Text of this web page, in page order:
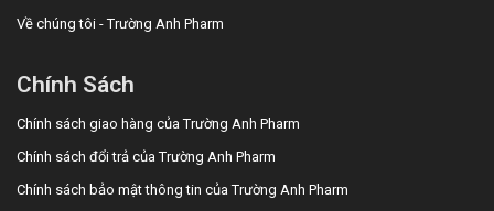
Về chúng tôi - Trường Anh Pharm
Chính Sách
Chính sách giao hàng của Trường Anh Pharm
Chính sách đổi trả của Trường Anh Pharm
Chính sách bảo mật thông tin của Trường Anh Pharm